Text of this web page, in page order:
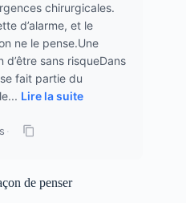
chirurgicales.
d’alarme, et le
ne le pense.Une
sans risqueDans
fait partie du
Lire la suite
·
de penser